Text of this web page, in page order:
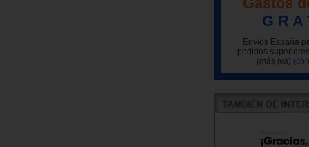
G R A
Envíos España
pedidos
(más iva)